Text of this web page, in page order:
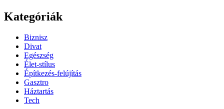
Kategóriák
Biznisz
Divat
Egészség
Élet-stílus
Építkezés-felújítás
Gasztro
Háztartás
Tech